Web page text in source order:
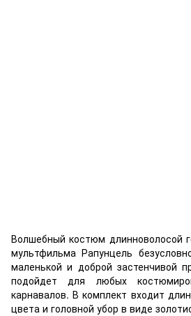
Волшебный костюм длинноволосой
мультфильма Рапунцель
маленькой и доброй застенчивой
подойдет для любых
карнавалов. В комплект входит
цвета и головной убор в виде